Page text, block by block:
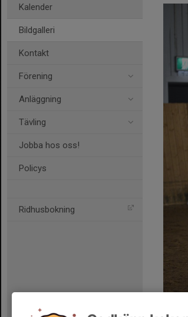
Kalender
Bildgalleri
Kontakt
Förening
Anläggning
Tävling
Jobba hos oss!
Policys
Ridhusbokning